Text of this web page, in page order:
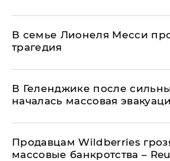
В семье Лионеля Месси
трагедия
В Геленджике после
началась массовая
Продавцам Wildberries
массовые банкротства –